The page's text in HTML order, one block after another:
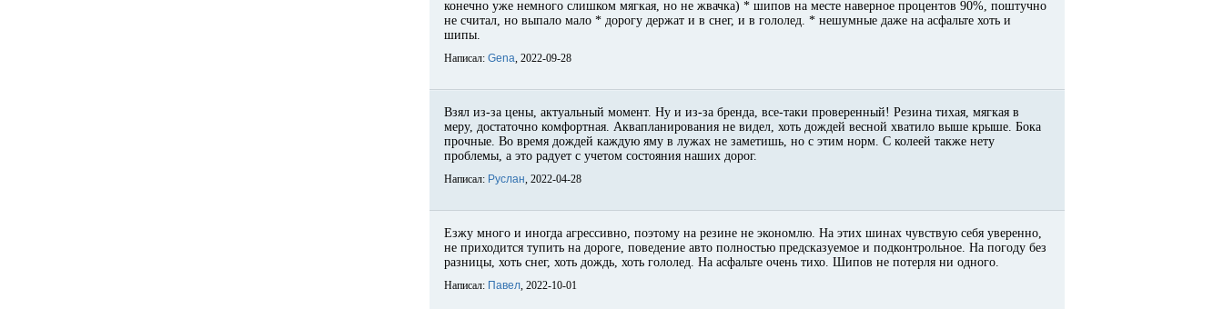
конечно уже немного слишком мягкая, но не жвачка) * шипов на месте наверное процентов 90%, поштучно
не считал, но выпало мало * дорогу держат и в снег, и в гололед. * нешумные даже на асфальте хоть и
шипы.
Написал: Gena, 2022-09-28
Взял из-за цены, актуальный момент. Ну и из-за бренда, все-таки проверенный! Резина тихая, мягкая в
меру, достаточно комфортная. Аквапланирования не видел, хоть дождей весной хватило выше крыше. Бока
прочные. Во время дождей каждую яму в лужах не заметишь, но с этим норм. С колеей также нету
проблемы, а это радует с учетом состояния наших дорог.
Написал: Руслан, 2022-04-28
Езжу много и иногда агрессивно, поэтому на резине не экономлю. На этих шинах чувствую себя уверенно,
не приходится тупить на дороге, поведение авто полностью предсказуемое и подконтрольное. На погоду без
разницы, хоть снег, хоть дождь, хоть гололед. На асфальте очень тихо. Шипов не потерля ни одного.
Написал: Павел, 2022-10-01